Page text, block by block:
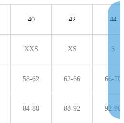
40 42 44
XXS XS S
58-62 62-66 66-70
84-88 88-92 92-96